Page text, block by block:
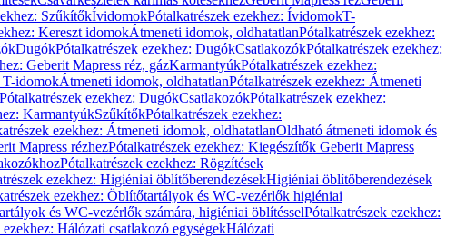
SzűkítőkÍvidomokPótalkatrészek ezekhez: ÍvidomokT-
Kereszt idomokÁtmeneti idomok, oldhatatlanPótalkatrészek ezekhez:
DugókPótalkatrészek ezekhez: DugókCsatlakozókPótalkatrészek ezekhez:
Geberit Mapress réz, gázKarmantyúkPótalkatrészek ezekhez:
T-idomokÁtmeneti idomok, oldhatatlanPótalkatrészek ezekhez: Átmeneti
Pótalkatrészek ezekhez: DugókCsatlakozókPótalkatrészek ezekhez:
KarmantyúkSzűkítőkPótalkatrészek ezekhez:
ezekhez: Átmeneti idomok, oldhatatlanOldható átmeneti idomok és
Mapress rézhezPótalkatrészek ezekhez: Kiegészítők Geberit Mapress
Pótalkatrészek ezekhez: Rögzítések
ezekhez: Higiéniai öblítőberendezésekHigiéniai öblítőberendezések
ezekhez: Öblítőtartályok és WC-vezérlők higiéniai
és WC-vezérlők számára, higiéniai öblítésselPótalkatrészek ezekhez:
Hálózati csatlakozó egységekHálózati